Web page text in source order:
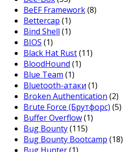
BeEF Framework(8)
Bettercap (1)
Bind Shell (1)
BIOS (1)
Black Hat Rust(11)
BloodHound (1)
Blue Team (1)
Bluetooth-атаки (1)
Broken Authentication (2)
Brute Force (Брутфорс) (5)
Buffer Overflow(1)
Bug Bounty(115)
Bug Bounty Bootcamp (18)